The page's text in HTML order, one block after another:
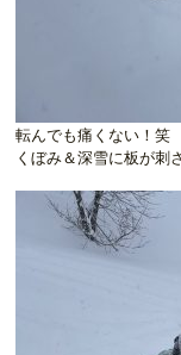
転んでも痛くない！笑
くぼみ＆深雪に板が刺